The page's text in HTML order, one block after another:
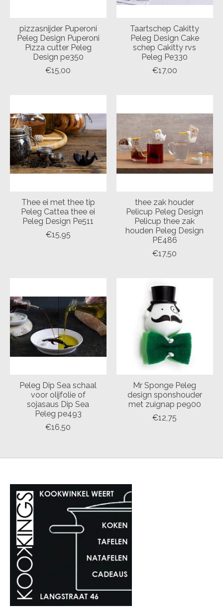
pizzasnijder Puperoni
Peleg Design Puperoni
Pizza cutter Peleg
Design pe350
€15,00
Taartschep Cakitty
Peleg Design Cake
schep Cakitty rvs
Peleg Pe330
€17,00
Thee ei met thee tip
Peleg Cattea thee ei
Peleg Design Pe511
€15,95
thee zak houder
Pelicup Peleg Design
Pelicup thee zak
houden Peleg Design
PE486
€17,50
Peleg Dip Sea schaal
voor olijfolie of
sojasaus Dip Sea
Peleg pe493
€16,50
Mr Sponge Peleg
design sponshouder
met zuignap pe900
€12,75